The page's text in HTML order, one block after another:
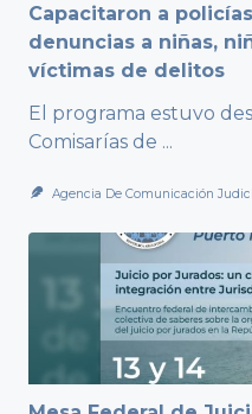
Capacitaron a
denuncias a niñas,
víctimas de delitos
El programa estuvo
Comisarías de ...
Agencia De Comunicación